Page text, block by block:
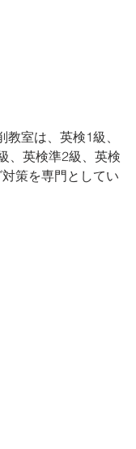
室は、英検1級、
、英検準2級、英検
策を専門としてい